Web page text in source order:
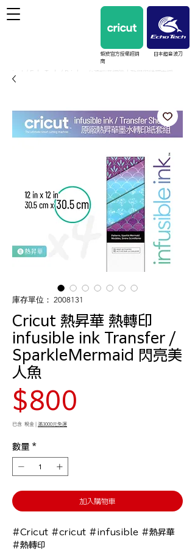
cricut / EchoTech / Prinker 台灣授權經銷｜教學與維護支援
蝦皮官方授權經銷
商
日本超音波刀
庫存單位： 2008131
Cricut 熱昇華 熱轉印
infusible ink Transfer /
SparkleMermaid 閃亮美
人魚
$800
已含 稅金 滿3000元免運
數量 *
加入購物車
#Cricut #cricut #infusible #熱昇華
#熱轉印